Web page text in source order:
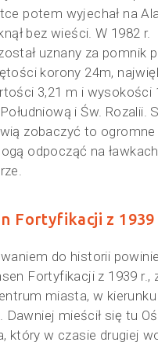
potem wyjechał na
bez wieści. W 1982 r.
uznany za pomnik
korony 24m,
3,21 m i wysokości
i Św. Rozalii.
zobaczyć to ogromne
odpocząć na
Fortyfikacji z 1939
do historii
Fortyfikacji z 1939 r.,
miasta, w kierunku
Dawniej mieścił się tu
który w czasie drugiej